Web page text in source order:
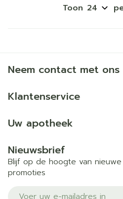
Toon
Neem contact met
Klantenservice
Uw apotheek
Nieuwsbrief
Blijf op de hoogte van
promoties
E-mail adres